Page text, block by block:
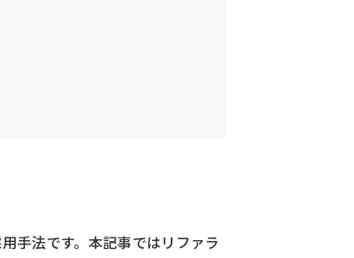
手法です。本記事ではリファラ